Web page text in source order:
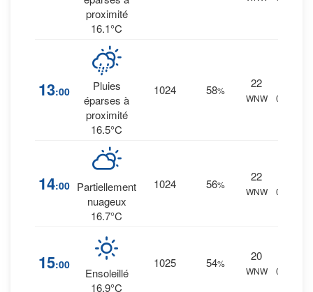
proximité
16.1°C
13:00
Pluies
éparses à
proximité
16.5°C
1024 58%
22
WNW
0 mm.
14:00 Partiellement
nuageux
16.7°C
1024 56%
22
WNW
0 mm.
15:00
Ensoleillé
16.9°C
1025 54%
20
WNW
0 mm.